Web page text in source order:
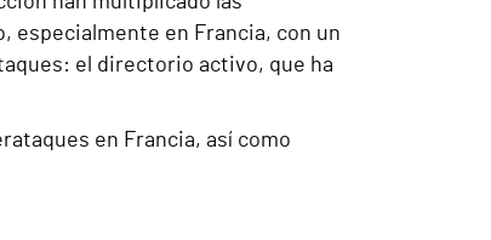
especialmente en Francia, con un
el directorio activo, que ha
en Francia, así como